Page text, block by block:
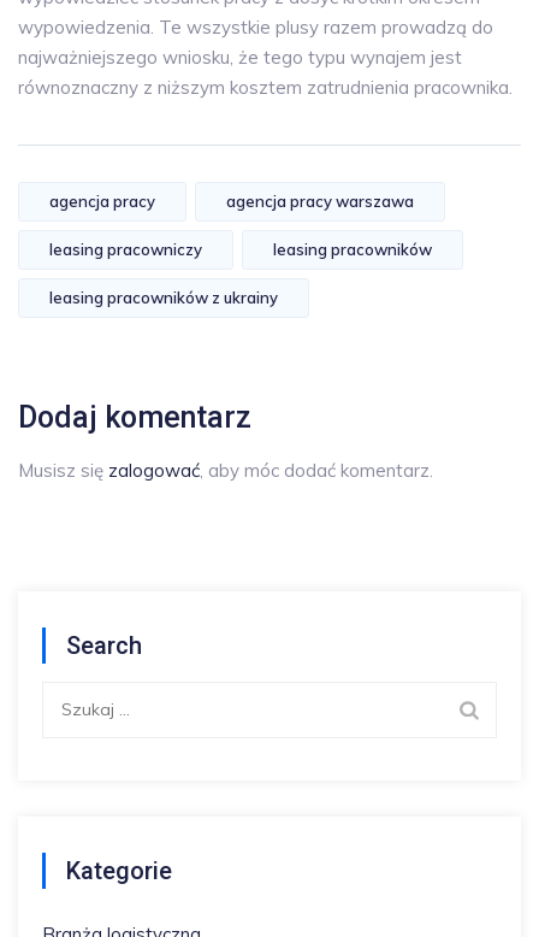
wypowiedzenia. Te wszystkie plusy razem prowadzą do
najważniejszego wniosku, że tego typu wynajem jest
równoznaczny z niższym kosztem zatrudnienia pracownika.
agencja pracy agencja pracy warszawa
leasing pracowniczy leasing pracowników
leasing pracowników z ukrainy
Dodaj komentarz
Musisz się zalogować, aby móc dodać komentarz.
Search
Kategorie